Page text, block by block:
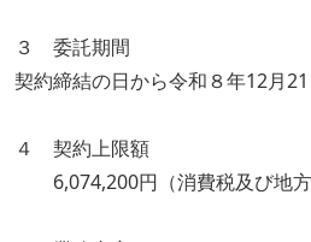
３ 委託期間
契約締結の日から令和８年12月
４ 契約上限額
6,074,200円（消費税及び地方